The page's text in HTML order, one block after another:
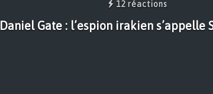
12 réactions
Daniel Gate : l’espion irakien s’appelle